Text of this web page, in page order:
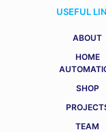
USEFUL
ABOUT
HOME
SHOP
TEAM